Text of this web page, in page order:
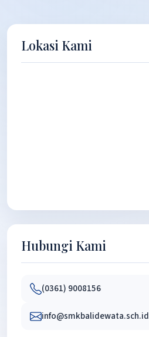
Lokasi Kami
Hubungi Kami
(0361) 9008156
info@smkbalidewata.sch.id